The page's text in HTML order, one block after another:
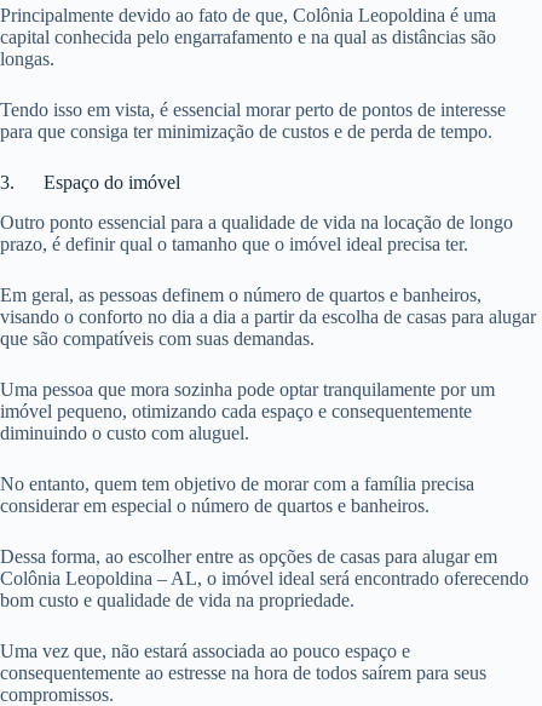
Principalmente devido ao fato de que, Colônia Leopoldina é uma
capital conhecida pelo engarrafamento e na qual as distâncias são
longas.
Tendo isso em vista, é essencial morar perto de pontos de interesse
para que consiga ter minimização de custos e de perda de tempo.
3. Espaço do imóvel
Outro ponto essencial para a qualidade de vida na locação de longo
prazo, é definir qual o tamanho que o imóvel ideal precisa ter.
Em geral, as pessoas definem o número de quartos e banheiros,
visando o conforto no dia a dia a partir da escolha de casas para alugar
que são compatíveis com suas demandas.
Uma pessoa que mora sozinha pode optar tranquilamente por um
imóvel pequeno, otimizando cada espaço e consequentemente
diminuindo o custo com aluguel.
No entanto, quem tem objetivo de morar com a família precisa
considerar em especial o número de quartos e banheiros.
Dessa forma, ao escolher entre as opções de casas para alugar em
Colônia Leopoldina – AL, o imóvel ideal será encontrado oferecendo
bom custo e qualidade de vida na propriedade.
Uma vez que, não estará associada ao pouco espaço e
consequentemente ao estresse na hora de todos saírem para seus
compromissos.